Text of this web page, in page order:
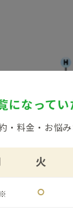
になってい
・料金・お悩
火
※ ⚪︎